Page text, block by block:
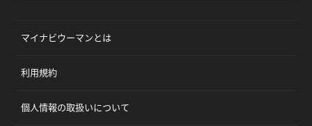
マイナビウーマンとは
利用規約
個人情報の取扱いについて